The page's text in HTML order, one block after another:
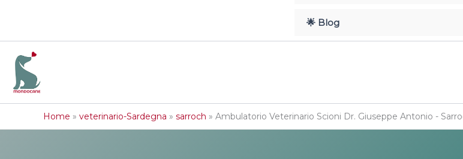
🌟 Blog
Home » veterinario-Sardegna » sarroch » Ambulatorio Veterinario Scioni Dr. Giuseppe Antonio -